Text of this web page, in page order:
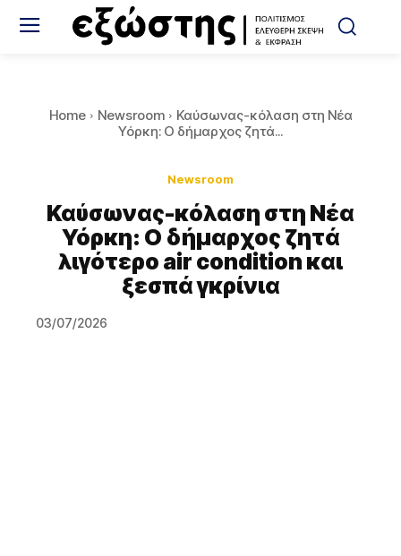
Home Newsroom
Καύσωνας-κόλαση στη Νέα
Υόρκη: Ο δήμαρχος ζητά...
Newsroom
Καύσωνας-κόλαση στη Νέα
Υόρκη: Ο δήμαρχος ζητά
λιγότερο air condition και
ξεσπά γκρίνια
03/07/2026